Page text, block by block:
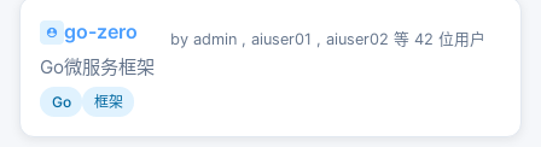
go-zero by admin , aiuser01 , aiuser02 等 42 位用户
Go微服务框架
Go 框架